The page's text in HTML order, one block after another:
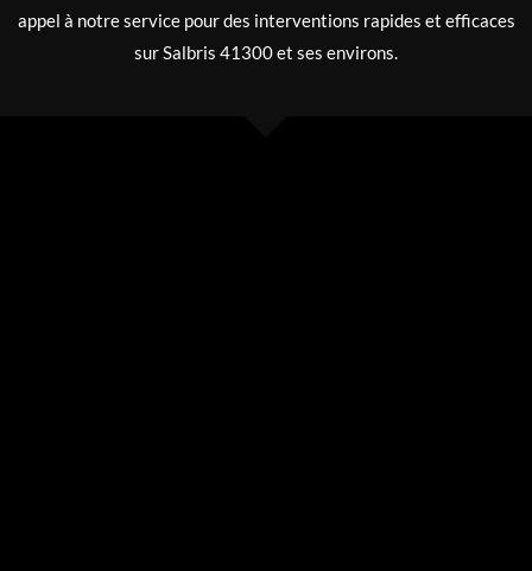
appel à notre service pour des interventions rapides et efficaces
sur Salbris 41300 et ses environs.